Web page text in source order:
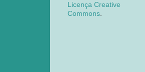
Licença Creative
Commons